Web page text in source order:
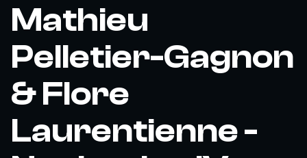
Mathieu
Pelletier-Gagnon
& Flore
Laurentienne -